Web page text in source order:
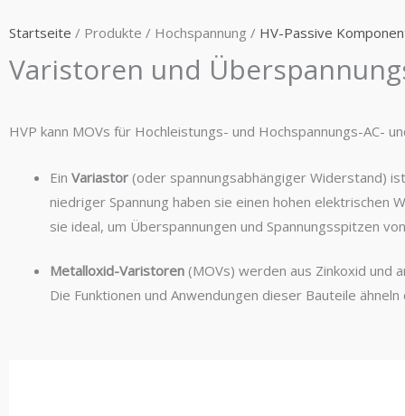
Startseite / Produkte / Hochspannung / HV-Passive
Varistoren und
HVP kann MOVs für Hochleistungs- und Hochspannungs-AC-
Ein Variastor (oder spannungsabhängiger Widerstand)
niedriger Spannung haben sie einen hohen elektrischen
sie ideal, um Überspannungen und Spannungsspitzen
Metalloxid-Varistoren (MOVs) werden aus Zinkoxid
Die Funktionen und Anwendungen dieser Bauteile